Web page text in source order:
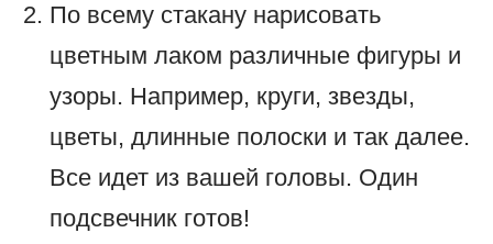
По всему стакану нарисовать
цветным лаком различные фигуры и
узоры. Например, круги, звезды,
цветы, длинные полоски и так далее.
Все идет из вашей головы. Один
подсвечник готов!